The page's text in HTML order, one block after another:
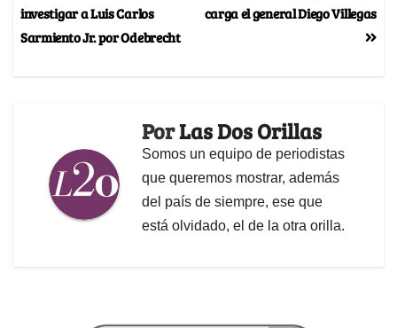
carga el general Diego Villegas
investigar a Luis Carlos
Sarmiento Jr. por Odebrecht
PorLas Dos Orillas
Somos un equipo de periodistas
que queremos mostrar, además
del país de siempre, ese que
está olvidado, el de la otra orilla.